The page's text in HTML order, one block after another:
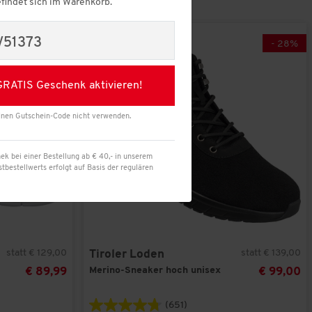
-
statt € 129,00
€ 89,99
- 28%
Tiroler Loden
Merino-Sneaker hoch unisex
statt € 139,00
€ 99,00
(651)
sich im Warenkorb.
Geschenk aktivieren!
Gutschein-Code nicht verwenden.
bei einer Bestellung ab € 40,- in unserem
erfolgt auf Basis der regulären